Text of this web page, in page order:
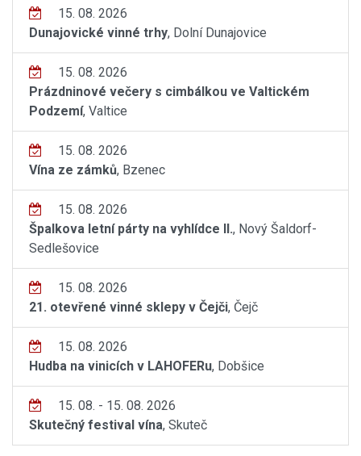
15. 08. 2026
Dunajovické vinné trhy, Dolní Dunajovice
15. 08. 2026
Prázdninové večery s cimbálkou ve Valtickém
Podzemí, Valtice
15. 08. 2026
Vína ze zámků, Bzenec
15. 08. 2026
Špalkova letní párty na vyhlídce II., Nový Šaldorf-
Sedlešovice
15. 08. 2026
21. otevřené vinné sklepy v Čejči, Čejč
15. 08. 2026
Hudba na vinicích v LAHOFERu, Dobšice
15. 08. - 15. 08. 2026
Skutečný festival vína, Skuteč